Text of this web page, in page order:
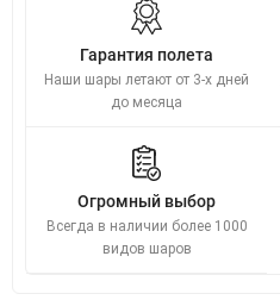
Гарантия полета
Наши шары летают от 3-х дней
до месяца
Огромный выбор
Всегда в наличии более 1000
видов шаров